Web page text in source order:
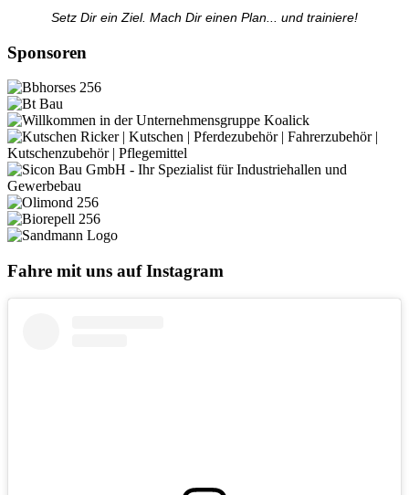
Setz Dir ein Ziel. Mach Dir einen Plan... und trainiere!
Sponsoren
Fahre mit uns auf Instagram